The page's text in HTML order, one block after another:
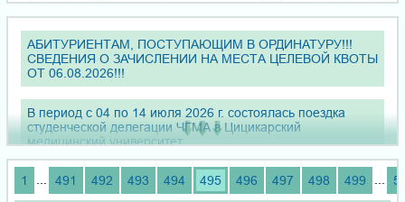
АБИТУРИЕНТАМ, ПОСТУПАЮЩИМ В ОРДИНАТУРУ!!!
СВЕДЕНИЯ О ЗАЧИСЛЕНИИ НА МЕСТА ЦЕЛЕВОЙ КВОТЫ
ОТ 06.08.2026!!!
В период с 04 по 14 июля 2026 г. состоялась поездка
студенческой делегации ЧГМА в Цицикарский
медицинский университет
Уважаемые коллеги! Приглашаем Вас принять участие в
межрегиональной научно-практической конференции «V
1 491 492 493 494 495 496 497 498 499